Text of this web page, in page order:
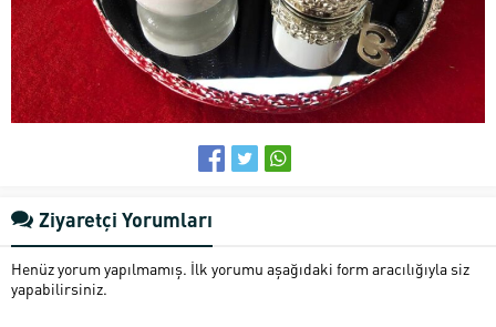
Ziyaretçi Yorumları
Henüz yorum yapılmamış. İlk yorumu aşağıdaki form aracılığıyla siz
yapabilirsiniz.